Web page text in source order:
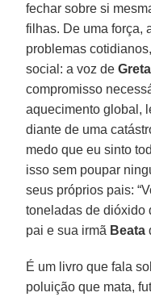
fechar sobre si
filhas. De uma força,
problemas
social: a voz deGreta
compromisso
aquecimento global,
diante de uma
medo que eu sinto
isso sem poupar
seus próprios pais:
toneladas de dióxido
pai e sua irmã Beata
É um livro que fala
poluição que mata,